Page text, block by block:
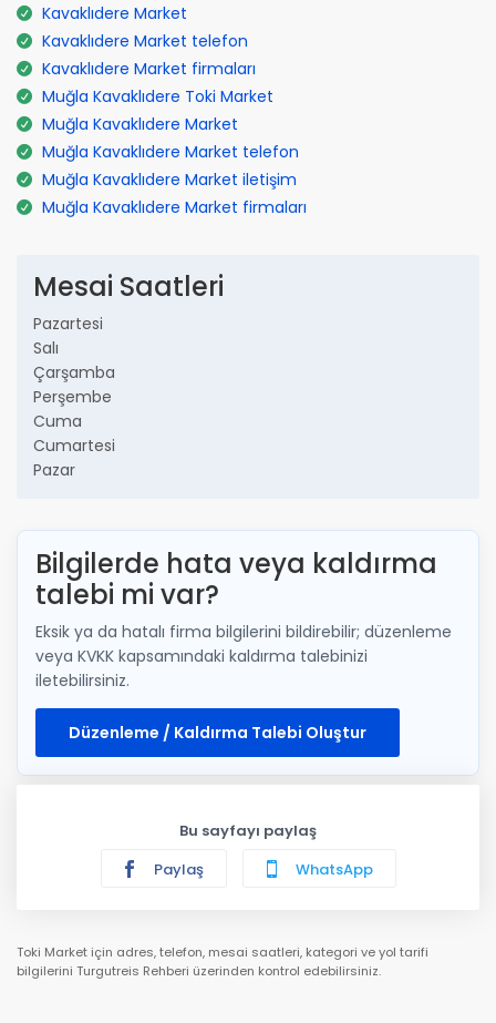
Kavaklıdere Market
Kavaklıdere Market telefon
Kavaklıdere Market firmaları
Muğla Kavaklıdere Toki Market
Muğla Kavaklıdere Market
Muğla Kavaklıdere Market telefon
Muğla Kavaklıdere Market iletişim
Muğla Kavaklıdere Market firmaları
Mesai Saatleri
Pazartesi
Salı
Çarşamba
Perşembe
Cuma
Cumartesi
Pazar
Bilgilerde hata veya kaldırma
talebi mi var?
Eksik ya da hatalı firma bilgilerini bildirebilir; düzenleme
veya KVKK kapsamındaki kaldırma talebinizi
iletebilirsiniz.
Düzenleme / Kaldırma Talebi Oluştur
Bu sayfayı paylaş
Paylaş
WhatsApp
Toki Market için adres, telefon, mesai saatleri, kategori ve yol tarifi
bilgilerini Turgutreis Rehberi üzerinden kontrol edebilirsiniz.